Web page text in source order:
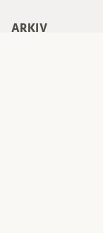
ARKIV